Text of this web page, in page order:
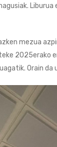
mezua
2025erako
Orain